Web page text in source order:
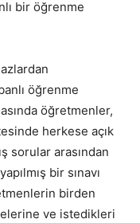
bir öğrenme
öğrenme
öğretmenler,
herkese açık
sorular arasından
bir sınavı
birden
ve istedikleri